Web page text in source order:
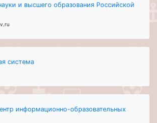
и высшего образования Российской
система
информационно-образовательных